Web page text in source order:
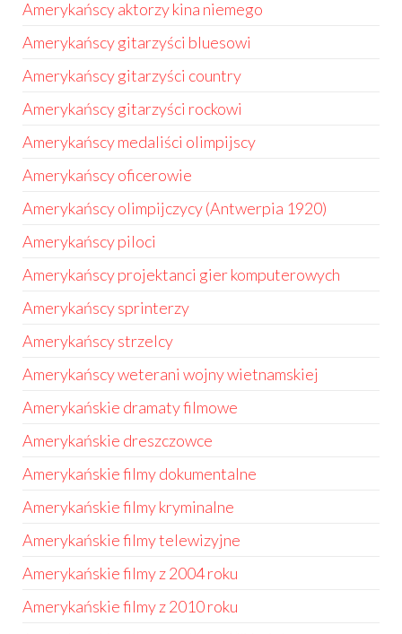
Amerykańscy aktorzy kina niemego
Amerykańscy gitarzyści bluesowi
Amerykańscy gitarzyści country
Amerykańscy gitarzyści rockowi
Amerykańscy medaliści olimpijscy
Amerykańscy oficerowie
Amerykańscy olimpijczycy (Antwerpia 1920)
Amerykańscy piloci
Amerykańscy projektanci gier komputerowych
Amerykańscy sprinterzy
Amerykańscy strzelcy
Amerykańscy weterani wojny wietnamskiej
Amerykańskie dramaty filmowe
Amerykańskie dreszczowce
Amerykańskie filmy dokumentalne
Amerykańskie filmy kryminalne
Amerykańskie filmy telewizyjne
Amerykańskie filmy z 2004 roku
Amerykańskie filmy z 2010 roku